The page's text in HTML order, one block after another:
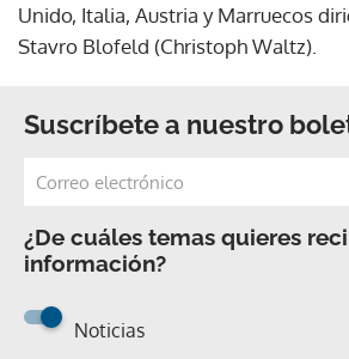
Unido, Italia, Austria y Marruecos
Stavro Blofeld (Christoph Waltz).
Suscríbete a nuestro
¿De cuáles temas quieres
información?
Noticias